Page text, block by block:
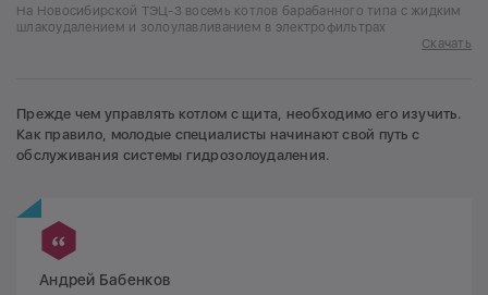
На Новосибирской ТЭЦ-3 восемь котлов барабанного типа с жидким
шлакоудалением и золоулавливанием в электрофильтрах
Скачать
Прежде чем управлять котлом с щита, необходимо его изучить.
Как правило, молодые специалисты начинают свой путь с
обслуживания системы гидрозолоудаления.
Андрей Бабенков